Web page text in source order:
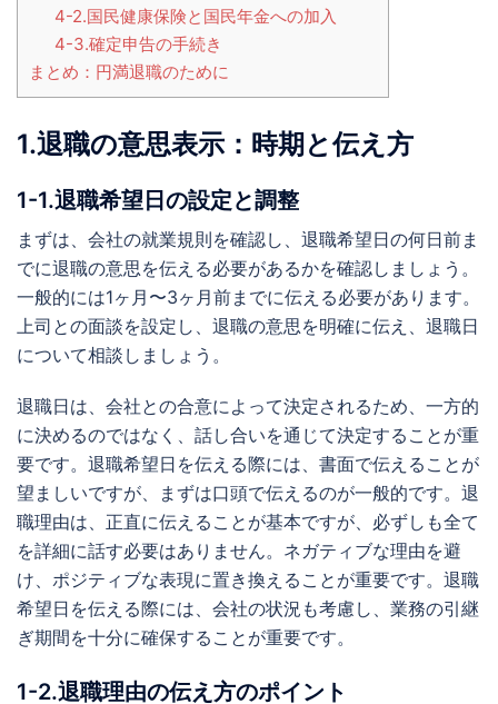
4-2.国民健康保険と国民年金への加入
4-3.確定申告の手続き
まとめ：円満退職のために
1.退職の意思表示：時期と伝え方
1-1.退職希望日の設定と調整
まずは、会社の就業規則を確認し、退職希望日の何日前ま
でに退職の意思を伝える必要があるかを確認しましょう。
一般的には1ヶ月〜3ヶ月前までに伝える必要があります。
上司との面談を設定し、退職の意思を明確に伝え、退職日
について相談しましょう。
退職日は、会社との合意によって決定されるため、一方的
に決めるのではなく、話し合いを通じて決定することが重
要です。退職希望日を伝える際には、書面で伝えることが
望ましいですが、まずは口頭で伝えるのが一般的です。退
職理由は、正直に伝えることが基本ですが、必ずしも全て
を詳細に話す必要はありません。ネガティブな理由を避
け、ポジティブな表現に置き換えることが重要です。退職
希望日を伝える際には、会社の状況も考慮し、業務の引継
ぎ期間を十分に確保することが重要です。
1-2.退職理由の伝え方のポイント